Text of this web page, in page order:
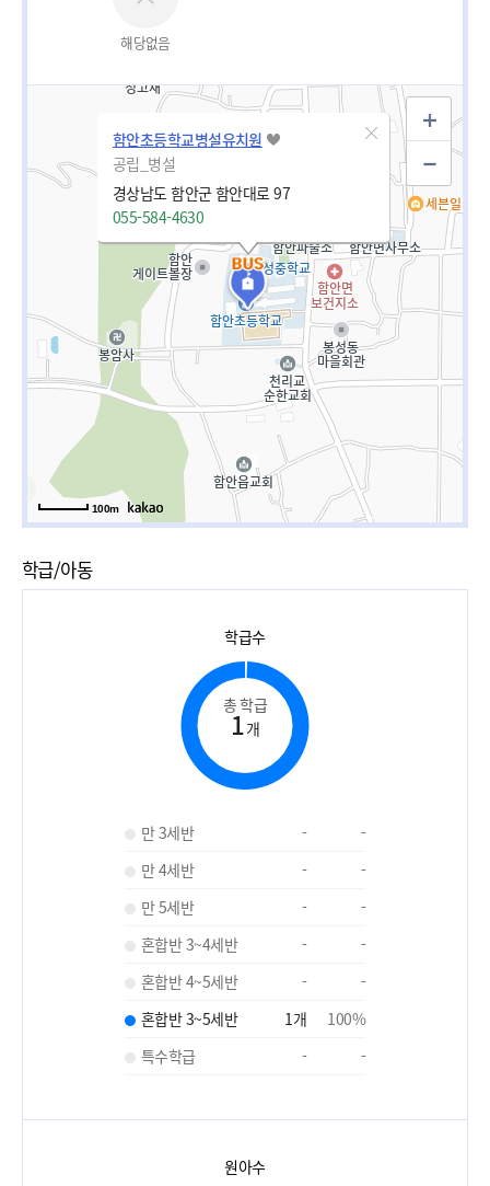
해당없음
함안초등학교병설유치원
공립_병설
경상남도 함안군 함안대로 97
055-584-4630
100m
학급/아동
학급수
총 학급
1개
만 3세반 -
-
만 4세반
-
-
만 5세반
-
-
혼합반 3~4세반
-
-
혼합반 4~5세반
-
-
혼합반 3~5세반
1개 100%
특수학급
- -
원아수